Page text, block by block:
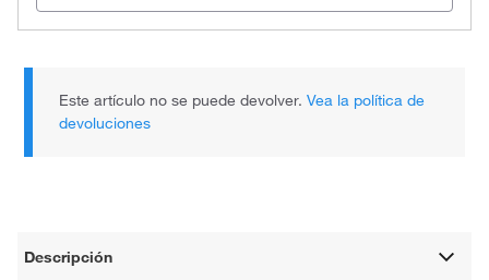
Este artículo no se puede devolver.Vea la política de
devoluciones
Descripción